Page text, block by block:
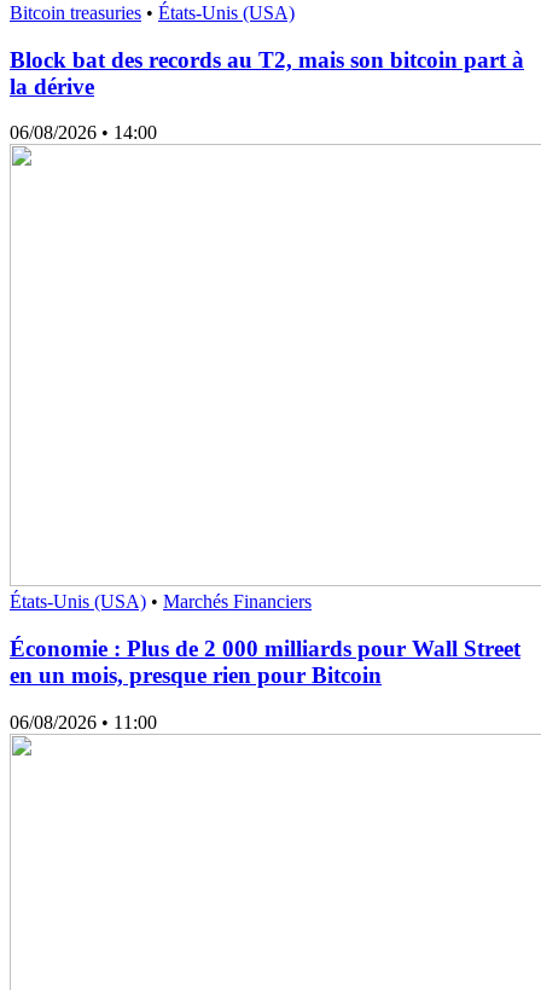
Bitcoin treasuries • États-Unis (USA)
Block bat des records au T2, mais son bitcoin part à
la dérive
06/08/2026 • 14:00
États-Unis (USA) • Marchés Financiers
Économie : Plus de 2 000 milliards pour Wall Street
en un mois, presque rien pour Bitcoin
06/08/2026 • 11:00